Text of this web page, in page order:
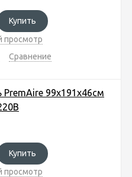
Купить
просмотр
Сравнение
PremAire 99х191х46см
Купить
просмотр